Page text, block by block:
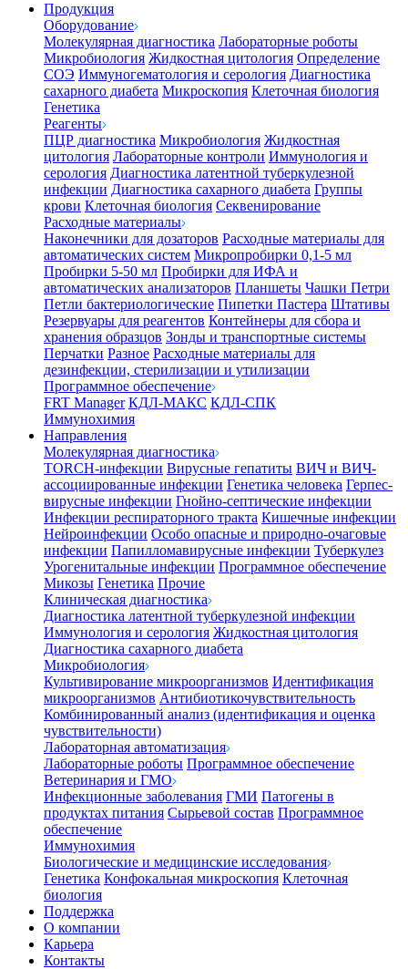
Продукция
Оборудование
Молекулярная диагностика Лабораторные роботы
Микробиология Жидкостная цитология Определение
СОЭ Иммуногематология и серология Диагностика
сахарного диабета Микроскопия Клеточная биология
Генетика
Реагенты
ПЦР диагностика Микробиология Жидкостная
цитология Лабораторные контроли Иммунология и
серология Диагностика латентной туберкулезной
инфекции Диагностика сахарного диабета Группы
крови Клеточная биология Секвенирование
Расходные материалы
Наконечники для дозаторов Расходные материалы для
автоматических систем Микропробирки 0,1-5 мл
Пробирки 5-50 мл Пробирки для ИФА и
автоматических анализаторов Планшеты Чашки Петри
Петли бактериологические Пипетки Пастера Штативы
Резервуары для реагентов Контейнеры для сбора и
хранения образцов Зонды и транспортные системы
Перчатки Разное Расходные материалы для
дезинфекции, стерилизации и утилизации
Программное обеспечение
FRT Manager КДЛ-МАКС КДЛ-СПК
Иммунохимия
Направления
Молекулярная диагностика
TORCH-инфекции Вирусные гепатиты ВИЧ и ВИЧ-
ассоциированные инфекции Генетика человека Герпес-
вирусные инфекции Гнойно-септические инфекции
Инфекции респираторного тракта Кишечные инфекции
Нейроинфекции Особо опасные и природно-очаговые
инфекции Папилломавирусные инфекции Туберкулез
Урогенитальные инфекции Программное обеспечение
Микозы Генетика Прочие
Клиническая диагностика
Диагностика латентной туберкулезной инфекции
Иммунология и серология Жидкостная цитология
Диагностика сахарного диабета
Микробиология
Культивирование микроорганизмов Идентификация
микроорганизмов Антибиотикочувствительность
Комбинированный анализ (идентификация и оценка
чувствительности)
Лабораторная автоматизация
Лабораторные роботы Программное обеспечение
Ветеринария и ГМО
Инфекционные заболевания ГМИ Патогены в
продуктах питания Сырьевой состав Программное
обеспечение
Иммунохимия
Биологические и медицинские исследования
Генетика Конфокальная микроскопия Клеточная
биология
Поддержка
О компании
Карьера
Контакты